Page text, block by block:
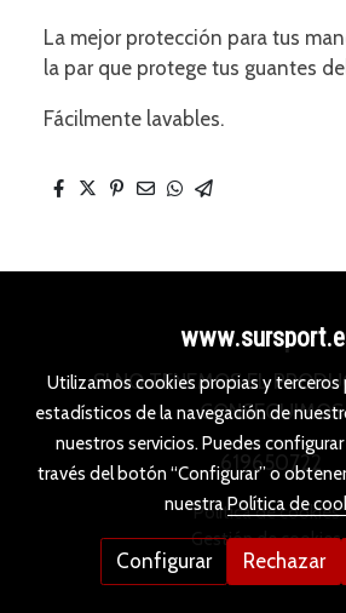
La mejor protección para tus
la par que protege tus guantes
Fácilmente lavables.
SI NO TENEMOS EL
CONSEGUIMOS
619650722
Política de cookies
Gestión de cookies
Utilizamos cookies propias y
estadísticos de la navegación de
nuestros servicios. Puedes
través del botón “Configurar” o
nuestraPolítica de
Configurar Rechazar